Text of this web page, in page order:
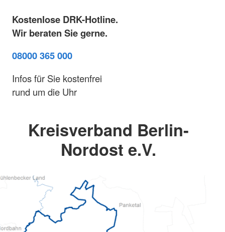
Kostenlose DRK-Hotline.
Wir beraten Sie gerne.
08000 365 000
Infos für Sie kostenfrei
rund um die Uhr
Kreisverband Berlin-
Nordost e.V.